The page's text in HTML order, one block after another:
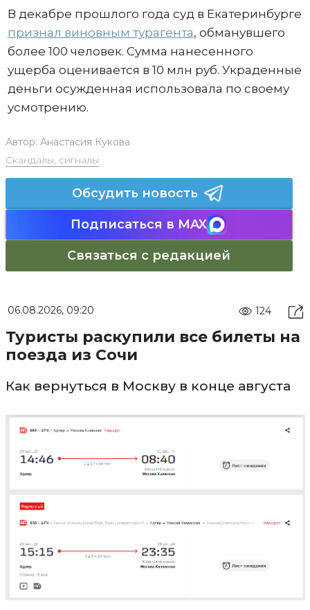
В декабре прошлого года суд в Екатеринбурге
признал виновным турагента, обманувшего
более 100 человек. Сумма нанесенного
ущерба оценивается в 10 млн руб. Украденные
деньги осужденная использовала по своему
усмотрению.
Автор: Анастасия Кукова
Скандалы, сигналы
Обсудить новость
Подписаться в MAX
Связаться с редакцией
06.08.2026, 09:20 124
Туристы раскупили все билеты на
поезда из Сочи
Как вернуться в Москву в конце августа